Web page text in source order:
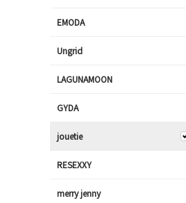
EMODA
Ungrid
LAGUNAMOON
GYDA
jouetie
RESEXXY
merry jenny